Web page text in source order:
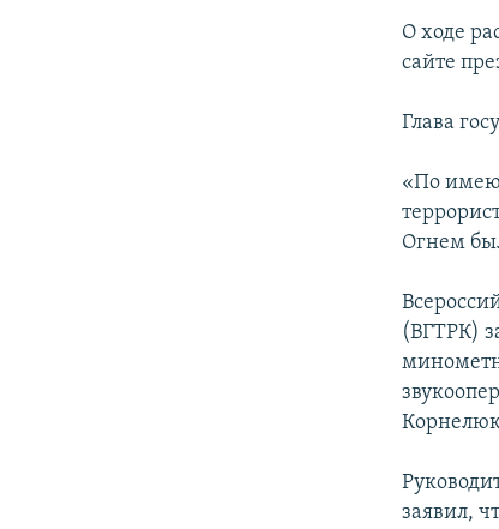
О ходе
сайте
Глава
«По
Огнем
(ВГТРК)
заявил,